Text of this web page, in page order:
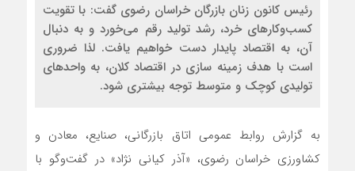
رئیس کانون زنان بازرگان خراسان رضوی گفت: با تقویت
کسب‌وکارهای خرد، رشد تولید رقم می‌خورد و به دنبال
آن، به اقتصاد پایدار دست خواهیم یافت. لذا ضروری
است با هدف زمینه سازی در اقتصاد کلان، به واحدهای
تولیدی کوچک و متوسط توجه بیشتری شود.
به گزارش روابط عمومی اتاق بازرگانی، صنایع، معادن و
کشاورزی خراسان رضوی، «آذر کیانی نژاد» در گفت‌وگو با